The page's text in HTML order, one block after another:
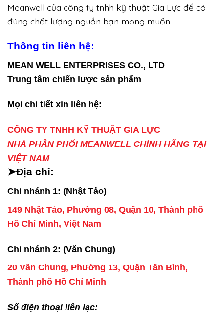
Meanwell của công ty tnhh kỹ thuật Gia Lực để có
đúng chất lượng nguồn bạn mong muốn.
Thông tin liên hệ:
MEAN WELL ENTERPRISES CO., LTD
Trung tâm chiến lược sản phẩm
Mọi chi tiết xin liên hệ:
CÔNG TY TNHH KỸ THUẬT GIA LỰC
NHÀ PHÂN PHỐI MEANWELL CHÍNH HÃNG TẠI
VIỆT NAM
➤Địa chỉ:
Chi nhánh 1: (Nhật Tảo)
149 Nhật Tảo, Phường 08, Quận 10, Thành phố
Hồ Chí Minh, Việt Nam
Chi nhánh 2: (Văn Chung)
20 Văn Chung, Phường 13, Quận Tân Bình,
Thành phố Hồ Chí Minh
Số điện thoại liên lạc: